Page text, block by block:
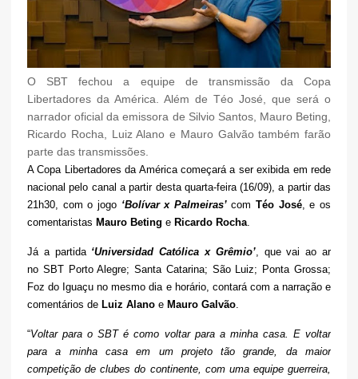
O SBT fechou a equipe de transmissão da Copa
Libertadores da América. Além de Téo José, que será o
narrador oficial da emissora de Silvio Santos, Mauro Beting,
Ricardo Rocha, Luiz Alano e Mauro Galvão também farão
parte das transmissões.
A Copa Libertadores da América começará a ser exibida em rede
nacional pelo canal a partir desta quarta-feira (16/09), a partir das
21h30, com o jogo ‘Bolívar x Palmeiras’comTéo José, e os
comentaristas Mauro Beting e Ricardo Rocha
Já a partida ‘Universidad Católica x Grêmio’, que vai ao ar
no SBT Porto Alegre; Santa Catarina; São Luiz; Ponta Grossa;
Foz do Iguaçu no mesmo dia e horário, contará com a narração e
comentários de Luiz Alano e Mauro Galvão
“Voltar para o SBT é como voltar para a minha casa. E voltar
para a minha casa em um projeto tão grande, da maior
competição de clubes do continente, com uma equipe guerreira,